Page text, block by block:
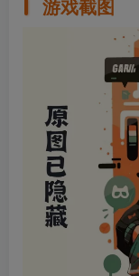
游戏截图